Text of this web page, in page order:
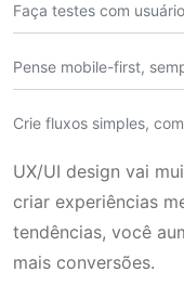
Faça testes com
Pense mobile-first,
Crie fluxos simples,
UX/UI design vai
criar experiências
tendências, você
mais conversões.